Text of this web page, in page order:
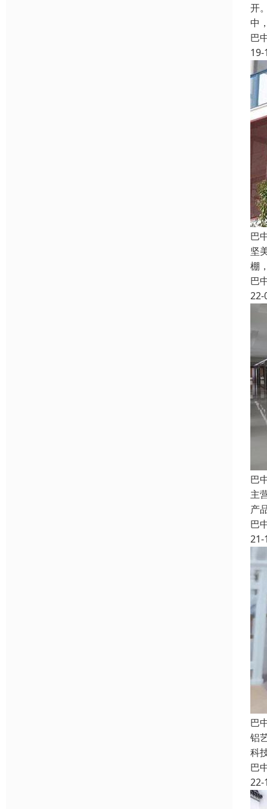
开
中
巴
19-
巴
坚
棚
巴
22-
巴
主
产
巴
21-
巴
铝
科
巴
22-